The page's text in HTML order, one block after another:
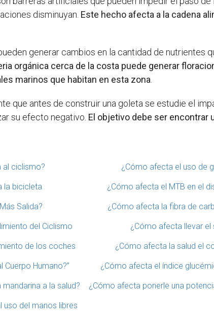
disminuyan. Este hecho afecta a la cadena
generar cambios en la cantidad de nutrientes
orgánica cerca de la costa puede generar
marinos que habitan en esta zona
que antes de construir una goleta se estudie el
su efecto negativo. El objetivo debe ser encontrar
al ciclismo? ¿Cómo afecta el uso de
la bicicleta ¿Cómo afecta el MTB en el
Salida? ¿Cómo afecta la fibra de
del Ciclismo ¿Cómo afecta llevar el
de los coches ¿Cómo afecta la salud el
Humano?” ¿Cómo afecta el índice
a la salud? ¿Cómo afecta ponerle una
uso del manos libres